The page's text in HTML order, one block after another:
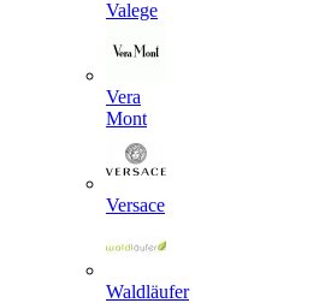
Valege
Vera
Mont
Versace
Waldläufer